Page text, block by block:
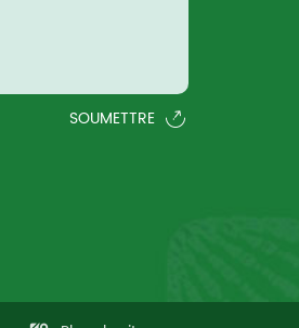
SOUMETTRE